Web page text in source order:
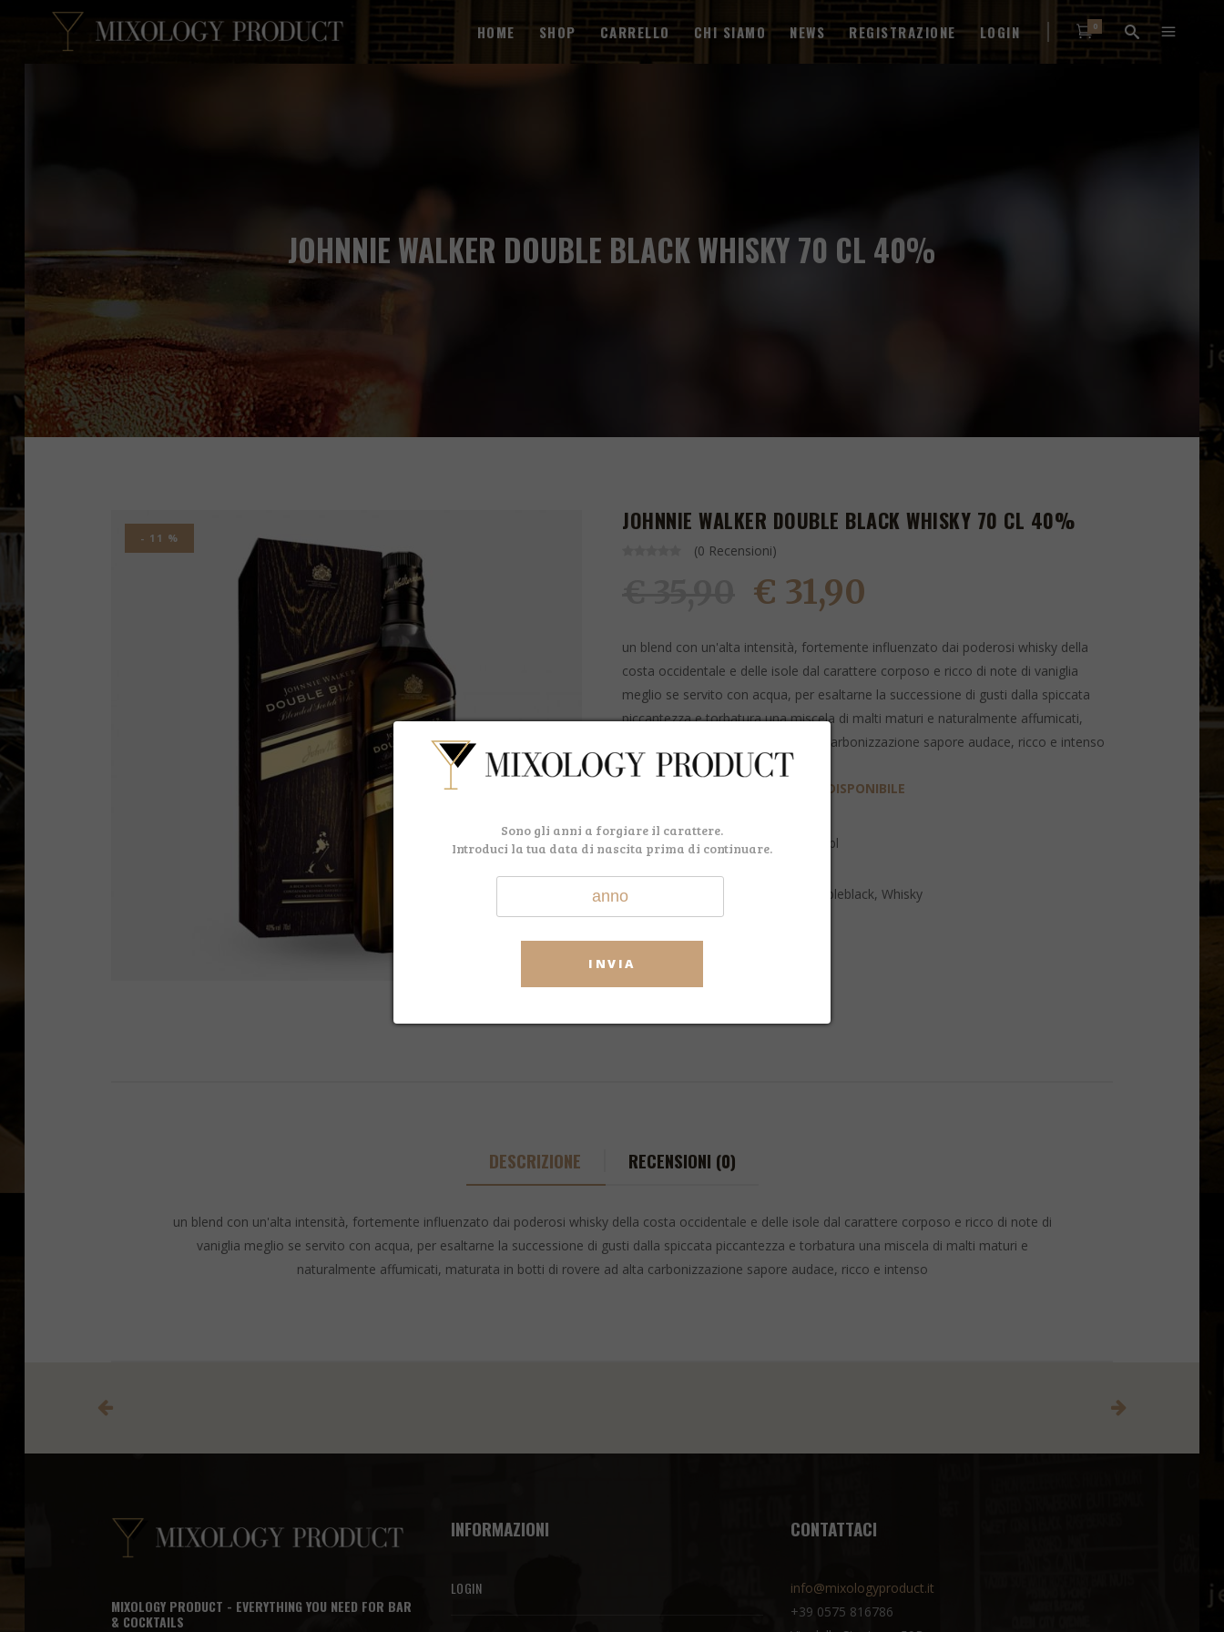
HOME SHOP CARRELLO CHI SIAMO NEWS REGISTRAZIONE LOGIN 0
JOHNNIE WALKER DOUBLE BLACK WHISKY 70 CL 40%
- 11 %
JOHNNIE WALKER DOUBLE BLACK WHISKY 70 CL 40%
(0 Recensioni)
€ 31,90
un blend con un'alta intensità, fortemente influenzato dai poderosi whisky della
costa occidentale e delle isole dal carattere corposo e ricco di note di vaniglia
meglio se servito con acqua, per esaltarne la successione di gusti dalla spiccata
piccantezza e torbatura una miscela di malti maturi e naturalmente affumicati,
maturata in botti di rovere ad alta carbonizzazione sapore audace, ricco e intenso
ARTICOLO ATTUALMENTE NON DISPONIBILE
CODICE: Johnnie Walker Doubl
TAG: Doubleblack, Whisky
DESCRIZIONE RECENSIONI (0)
un blend con un'alta intensità, fortemente influenzato dai poderosi whisky della costa occidentale e delle isole dal carattere corposo e ricco di note di
vaniglia meglio se servito con acqua, per esaltarne la successione di gusti dalla spiccata piccantezza e torbatura una miscela di malti maturi e
naturalmente affumicati, maturata in botti di rovere ad alta carbonizzazione sapore audace, ricco e intenso
MIXOLOGY PRODUCT - EVERYTHING YOU NEED FOR BAR
& COCKTAILS
INFORMAZIONI
LOGIN
CONTATTACI
info@mixologyproduct.it
+39 0575 816786
Sono gli anni a forgiare il carattere.
Introduci la tua data di nascita prima di continuare.
INVIA